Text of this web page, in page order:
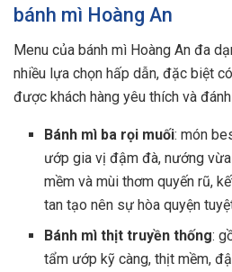
bánh mì Hoàng An
Menu của bánh mì Hoàng An đa
nhiều lựa chọn hấp dẫn, đặc biệt
được khách hàng yêu thích và
Bánh mì ba rọi muối: món
ướp gia vị đậm đà, nướng
mềm và mùi thơm quyến rũ,
tan tạo nên sự hòa quyện
Bánh mì thịt truyền thống:
tẩm ướp kỹ càng, thịt mềm,